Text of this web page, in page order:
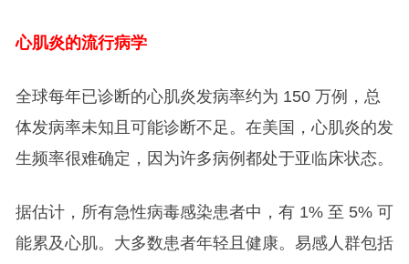
心肌炎的流行病学
全球每年已诊断的心肌炎发病率约为 150 万例，总
体发病率未知且可能诊断不足。在美国，心肌炎的发
生频率很难确定，因为许多病例都处于亚临床状态。
据估计，所有急性病毒感染患者中，有 1% 至 5% 可
能累及心肌。大多数患者年轻且健康。易感人群包括